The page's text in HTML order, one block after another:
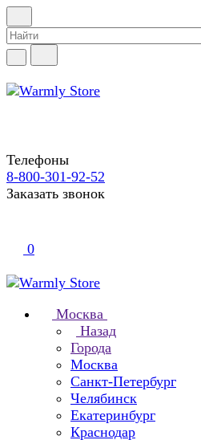
Телефоны
8-800-301-92-52
Заказать звонок
0
Москва
Назад
Города
Москва
Санкт-Петербург
Челябинск
Екатеринбург
Краснодар